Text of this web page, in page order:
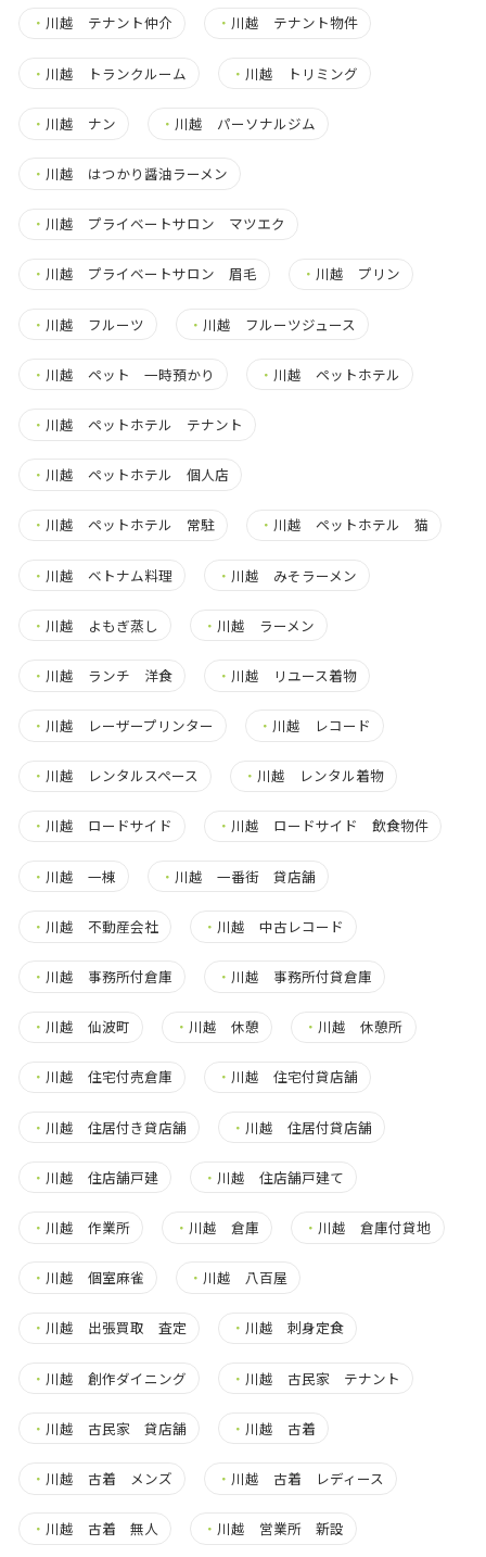
・ 川越 テナント仲介 ・ 川越 テナント物件
・ 川越 トランクルーム ・ 川越 トリミング
・ 川越 ナン ・ 川越 パーソナルジム
・ 川越 はつかり醤油ラーメン
・ 川越 プライベートサロン マツエク
・ 川越 プライベートサロン 眉毛 ・ 川越 プリン
・ 川越 フルーツ ・ 川越 フルーツジュース
・ 川越 ペット 一時預かり ・ 川越 ペットホテル
・ 川越 ペットホテル テナント
・ 川越 ペットホテル 個人店
・ 川越 ペットホテル 常駐 ・ 川越 ペットホテル 猫
・ 川越 ベトナム料理 ・ 川越 みそラーメン
・ 川越 よもぎ蒸し ・ 川越 ラーメン
・ 川越 ランチ 洋食 ・ 川越 リユース着物
・ 川越 レーザープリンター ・ 川越 レコード
・ 川越 レンタルスペース ・ 川越 レンタル着物
・ 川越 ロードサイド ・ 川越 ロードサイド 飲食物件
・ 川越 一棟 ・ 川越 一番街 貸店舗
・ 川越 不動産会社 ・ 川越 中古レコード
・ 川越 事務所付倉庫 ・ 川越 事務所付貸倉庫
・ 川越 仙波町 ・ 川越 休憩 ・ 川越 休憩所
・ 川越 住宅付売倉庫 ・ 川越 住宅付貸店舗
・ 川越 住居付き貸店舗 ・ 川越 住居付貸店舗
・ 川越 住店舗戸建 ・ 川越 住店舗戸建て
・ 川越 作業所 ・ 川越 倉庫 ・ 川越 倉庫付貸地
・ 川越 個室麻雀 ・ 川越 八百屋
・ 川越 出張買取 査定 ・ 川越 刺身定食
・ 川越 創作ダイニング ・ 川越 古民家 テナント
・ 川越 古民家 貸店舗 ・ 川越 古着
・ 川越 古着 メンズ ・ 川越 古着 レディース
・ 川越 古着 無人 ・ 川越 営業所 新設